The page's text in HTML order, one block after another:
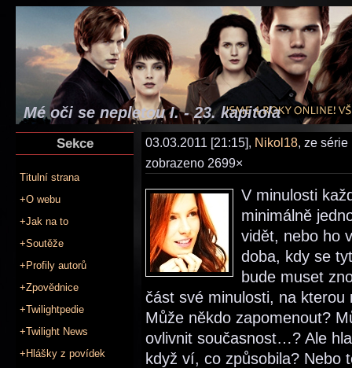
Mé oči se nepletou I. - 23. kapitola
Sekce
Titulní strana
+O webu
+Jak na to
+Soutěže
+Profily autorů
+Zpovědnice
+Twilightpedie
+Twilight News
+Hlášky z povídek
03.03.2011 [21:15], Nikol18, ze série
zobrazeno 2699×
V minulosti
minimálně
vidět, nebo ho
doba, kdy se
bude muset
část své minulosti, na
Může někdo zapomenout?
ovlivnit současnost…? Ale
když ví, co způsobila? Nebo